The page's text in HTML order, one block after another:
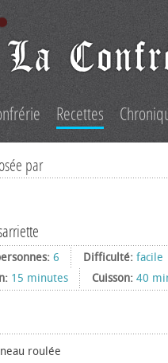
Recettes
par
6 Difficulté: facile
15 minutes Cuisson: 40
roulée